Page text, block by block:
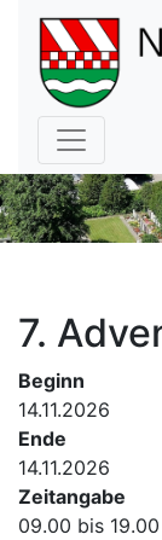
7.
Beginn
14.11.2026
Ende
14.11.2026
Zeitangabe
09.00 bis